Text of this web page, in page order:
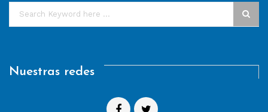
Nuestras redes